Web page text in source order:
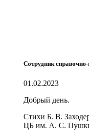
Сотрудник
01.02.2023
Добрый день.
Стихи Б. В.
ЦБ им. А. С.